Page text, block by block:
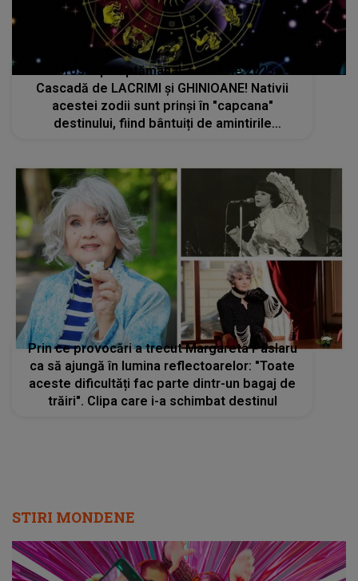
Horoscop săptămânal 7- 13 iulie 2025:
Cascadă de LACRIMI și GHINIOANE! Nativii
acestei zodii sunt prinși în "capcana"
destinului, fiind bântuiți de amintirile
Prin ce provocări a trecut Margareta Pâslaru
ca să ajungă în lumina reflectoarelor: "Toate
aceste dificultăți fac parte dintr-un bagaj de
trăiri". Clipa care i-a schimbat destinul
STIRI MONDENE